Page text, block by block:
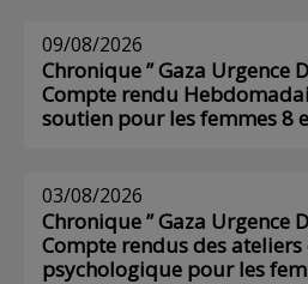
09/08/2026
Chronique ” Gaza Urgence
Compte rendu
soutien pour les femmes 8
03/08/2026
Chronique ” Gaza Urgence
Compte rendus des
psychologique pour les